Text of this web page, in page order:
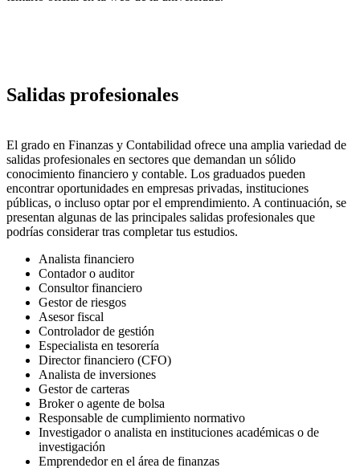
Salidas profesionales
El grado en Finanzas y Contabilidad ofrece una amplia variedad de
salidas profesionales en sectores que demandan un sólido
conocimiento financiero y contable. Los graduados pueden
encontrar oportunidades en empresas privadas, instituciones
públicas, o incluso optar por el emprendimiento. A continuación, se
presentan algunas de las principales salidas profesionales que
podrías considerar tras completar tus estudios.
Analista financiero
Contador o auditor
Consultor financiero
Gestor de riesgos
Asesor fiscal
Controlador de gestión
Especialista en tesorería
Director financiero (CFO)
Analista de inversiones
Gestor de carteras
Broker o agente de bolsa
Responsable de cumplimiento normativo
Investigador o analista en instituciones académicas o de
investigación
Emprendedor en el área de finanzas